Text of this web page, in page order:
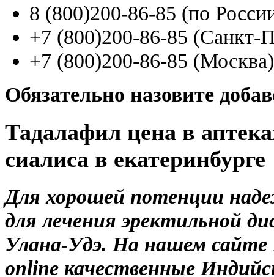
8 (800)200-86-85 (по
+7 (800)200-86-85 (Санкт-
+7 (800)200-86-85 (Москва)
Обязательно назовите
Тадалафил цена в
сиалиса в екатеринбурге
Для хорошей потенции
для лечения эректильной
Улана-Удэ. На нашем
online качественные